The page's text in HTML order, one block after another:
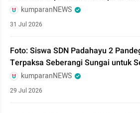
kumparanNEWS
31 Jul 2026
Foto: Siswa SDN Padahayu 2
Terpaksa Seberangi Sungai untuk
kumparanNEWS
29 Jul 2026